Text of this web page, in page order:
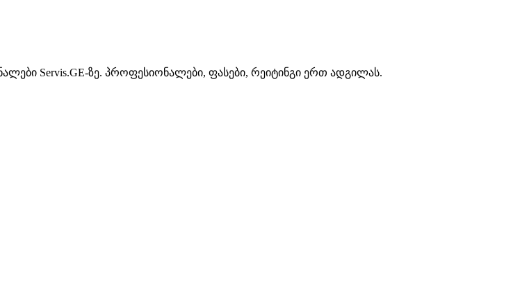
Servis.GE-ზე. პროფესიონალები, ფასები, რეიტინგი ერთ ადგილას.